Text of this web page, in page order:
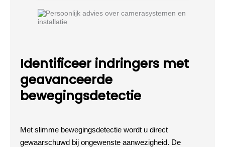
Identificeer indringers met
geavanceerde
bewegingsdetectie
Met slimme bewegingsdetectie wordt u direct
gewaarschuwd bij ongewenste aanwezigheid. De